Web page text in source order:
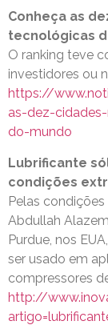
Conheça as
tecnológicas
O ranking teve
investidores ou
https://
as-dez-
do-mundo
Lubrificante
condições
Pelas
Abdullah
Purdue, nos
ser usado em
compressores
http://